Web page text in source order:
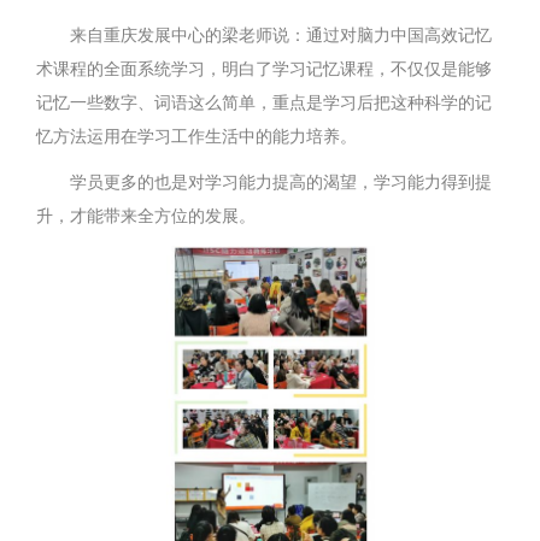
来自重庆发展中心的梁老师说：通过对脑力中国高效记忆
术课程的全面系统学习，明白了学习记忆课程，不仅仅是能够
记忆一些数字、词语这么简单，重点是学习后把这种科学的记
忆方法运用在学习工作生活中的能力培养。
学员更多的也是对学习能力提高的渴望，学习能力得到提
升，才能带来全方位的发展。